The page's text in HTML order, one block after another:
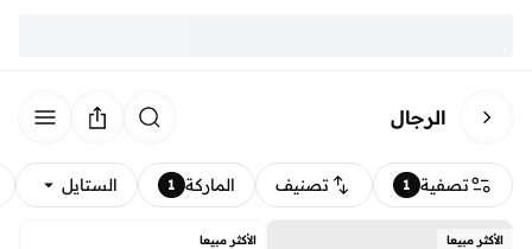
الرجال
تصفية 1 تصنيف الماركة 1 الستايل
الأكثر مبيعا الأكثر مبيعا